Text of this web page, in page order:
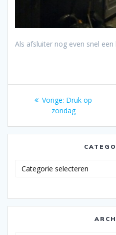
Als afsluiter nog even snel
Bericht
navigatie
Vorige: Vorig
bericht:
Druk op
zondag